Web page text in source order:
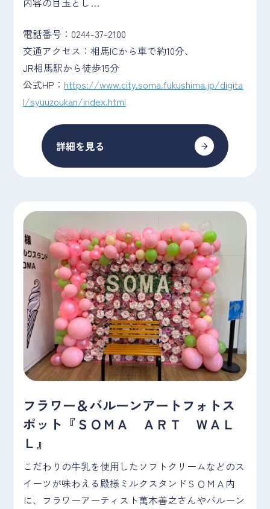
電話番号：0244-37-2100
交通アクセス：相馬ICから車で約10分、
JR相馬駅から徒歩15分
公式HP： https://www.city.soma.fukushima.jp/digita
l/syuuzoukan/index.html
詳細を見る
フラワー＆バルーンアートフォトス
ポット『ＳＯＭＡ ＡＲＴ ＷＡＬ
Ｌ』
こだわりの牛乳を使用したソフトクリームなどのス
イーツが味わえる殿様ミルクスタンドＳＯＭＡ内
に、フラワーアーティスト萬木善之さんやバルーン